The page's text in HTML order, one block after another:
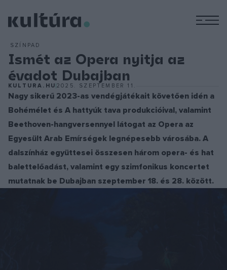
SZÍNPAD
Ismét az Opera nyitja az
évadot Dubajban
KULTURA.HU 2025. SZEPTEMBER 11.
Nagy sikerű 2023-as vendégjátékait követően idén a
Bohémélet és A hattyúk tava produkcióival, valamint
Beethoven-hangversennyel látogat az Opera az
Egyesült Arab Emírségek legnépesebb városába. A
dalszínház együttesei összesen három opera- és hat
balettelőadást, valamint egy szimfonikus koncertet
mutatnak be Dubajban szeptember 18. és 28. között.